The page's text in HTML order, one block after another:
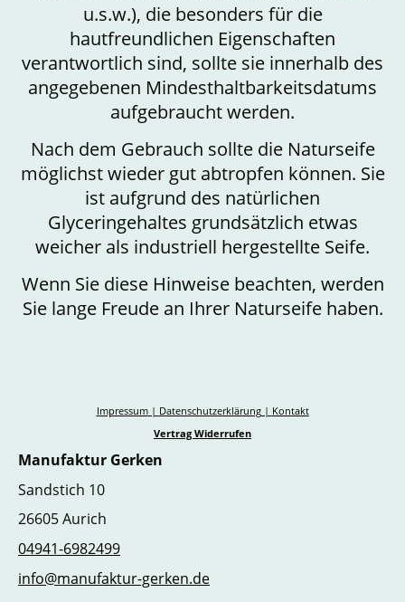
u.s.w.), die besonders für die
hautfreundlichen Eigenschaften
verantwortlich sind, sollte sie innerhalb des
angegebenen Mindesthaltbarkeitsdatums
aufgebraucht werden.
Nach dem Gebrauch sollte die Naturseife
möglichst wieder gut abtropfen können. Sie
ist aufgrund des natürlichen
Glyceringehaltes grundsätzlich etwas
weicher als industriell hergestellte Seife.
Wenn Sie diese Hinweise beachten, werden
Sie lange Freude an Ihrer Naturseife haben.
Impressum| Datenschutzerklärung| Kontakt
Vertrag Widerrufen
Manufaktur Gerken
Sandstich 10
26605 Aurich
04941-6982499
info@manufaktur-gerken.de